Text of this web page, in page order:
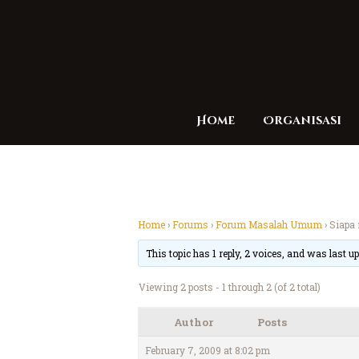
Home Organisasi
Home›Forums ›Forum Masalah Umum › Siapa
This topic has 1 reply, 2 voices, and was last
Viewing 2 posts - 1 through 2 (of 2 total)
Author Posts
February 7, 2009 at 8:02 pm